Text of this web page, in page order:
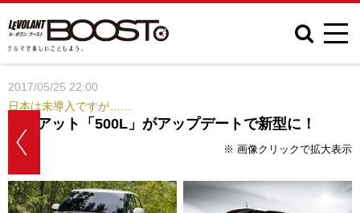
2017/05/25 22:00
日本は未導入ですが……
フィアット「500L」がアップデートで新型に！
※ 画像クリックで拡大表示